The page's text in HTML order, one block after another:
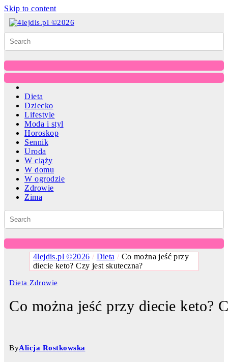
Skip to content
Dieta
Dziecko
Lifestyle
Moda i styl
Horoskop
Sennik
Uroda
W ciąży
W domu
W ogrodzie
Zdrowie
Zima
4lejdis.pl ©2026 / Dieta / Co można jeść przy
diecie keto? Czy jest skuteczna?
Dieta Zdrowie
Co można jeść przy diecie keto?
ByAlicja Rostkowska